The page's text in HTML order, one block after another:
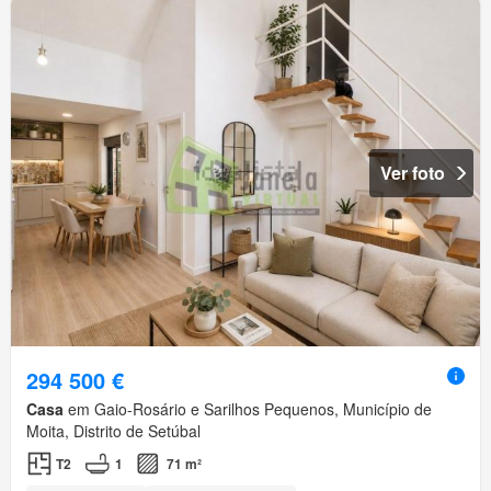
Ver foto
294 500 €
Casa em Gaio-Rosário e Sarilhos Pequenos, Município de
Moita, Distrito de Setúbal
T2 1 71 m²